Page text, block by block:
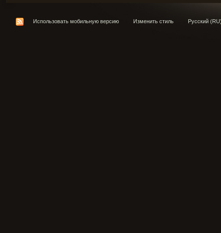
Использовать мобильную версию Изменить стиль Русский